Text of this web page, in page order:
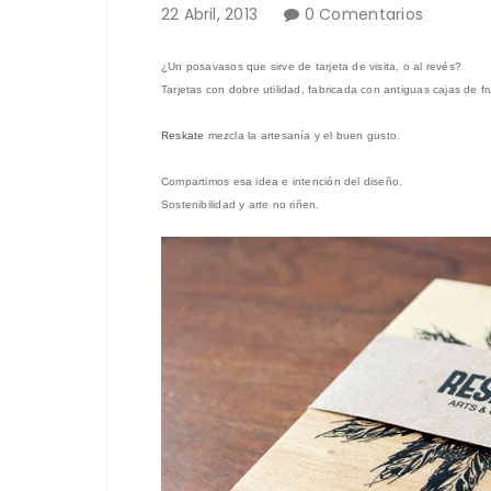
22 Abril,2013 0 Comentarios
¿Un posavasos que sirve de tarjeta de visita, o al revés?
Tarjetas con dobre utilidad, fabricada con antiguas cajas de
Reskate mezcla la artesanía y el buen gusto
Compartimos esa idea e intención del diseño
Sostenibilidad y arte no riñen.